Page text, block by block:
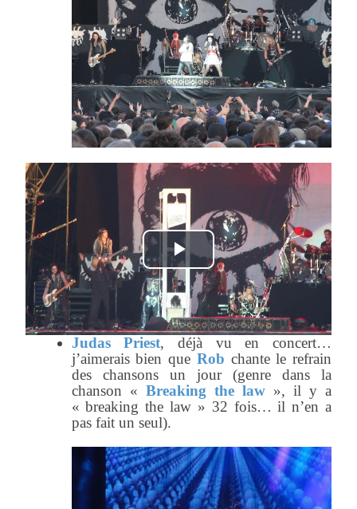
Play
Video
Judas Priest, déjà vu en concert…
j’aimerais bien que Rob chante le refrain
des chansons un jour (genre dans la
chanson « Breaking the law», il y a
« breaking the law » 32 fois… il n’en a
pas fait un seul).